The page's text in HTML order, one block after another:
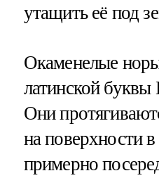
утащить её под
Окаменелые
латинской буквы
Они
на поверхности в
примерно